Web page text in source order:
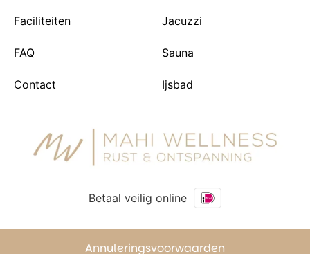
Faciliteiten
FAQ
Contact
Jacuzzi
Sauna
Ijsbad
Betaal veilig online
Annuleringsvoorwaarden